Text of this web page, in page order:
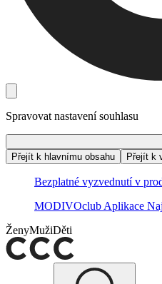
Spravovat nastavení souhlasu
Přejít k hlavnímu obsahu
Přejít k
Bezplatné vyzvednutí v
MODIVOclub Aplikace
ŽenyMužiDěti